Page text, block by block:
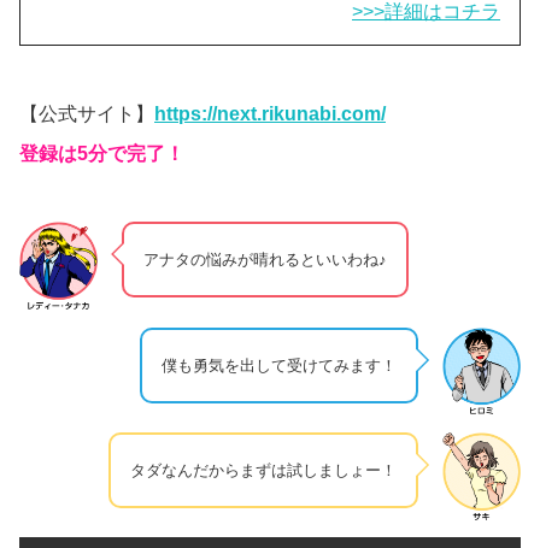
>>>詳細はコチラ
【公式サイト】
https://next.rikunabi.com/
登録は5分で完了！
アナタの悩みが晴れるといいわね♪
僕も勇気を出して受けてみます！
タダなんだからまずは試しましょー！